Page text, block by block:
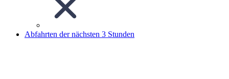
Abfahrten der nächsten 3 Stunden